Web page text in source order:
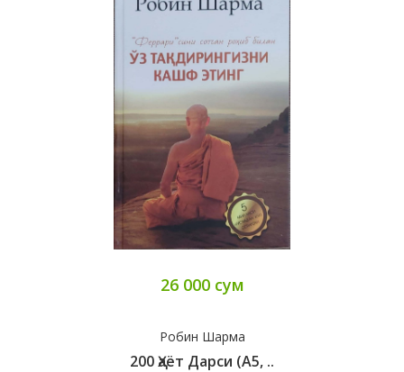
26 000 сум
Робин Шарма
200 Ҳаёт Дарси (А5, ..